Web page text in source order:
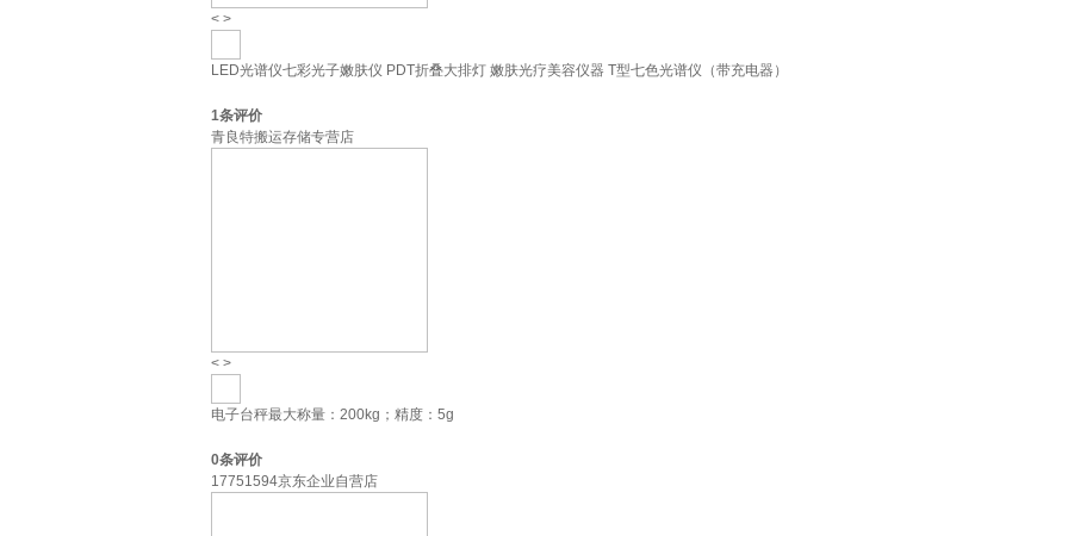
< >
LED光谱仪七彩光子嫩肤仪 PDT折叠大排灯 嫩肤光疗美容仪器 T型七色光谱仪（带充电器）
1条评价
青良特搬运存储专营店
< >
电子台秤最大称量：200kg；精度：5g
0条评价
17751594京东企业自营店